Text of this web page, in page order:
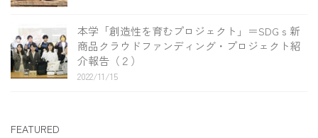
本学「創造性を育むプロジェクト」＝SDGｓ新
商品クラウドファンディング・プロジェクト紹
介報告（２）
2022/11/15
FEATURED